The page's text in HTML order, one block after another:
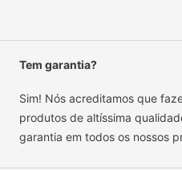
Tem garantia?
Sim! Nós acreditamos que
produtos de altíssima
garantia em todos os nossos